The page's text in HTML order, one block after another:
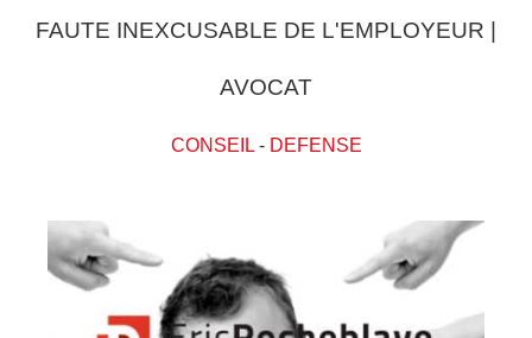
FAUTE INEXCUSABLE DE L'EMPLOYEUR |
AVOCAT
CONSEIL- DEFENSE